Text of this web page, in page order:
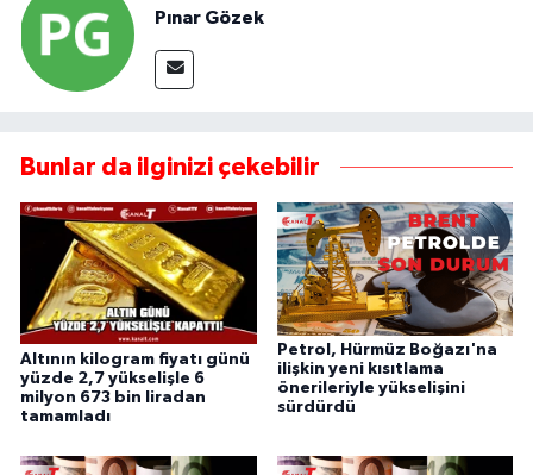
Pınar Gözek
Bunlar da ilginizi çekebilir
Altının kilogram fiyatı günü
yüzde 2,7 yükselişle 6
milyon 673 bin liradan
tamamladı
Petrol, Hürmüz Boğazı'na
ilişkin yeni kısıtlama
önerileriyle yükselişini
sürdürdü